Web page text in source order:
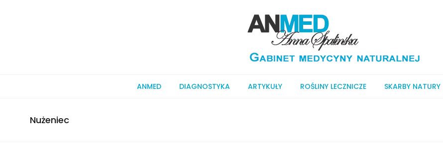
ANMED DIAGNOSTYKA ARTYKUŁY ROŚLINY LECZNICZE SKARBY NATURY
Nużeniec